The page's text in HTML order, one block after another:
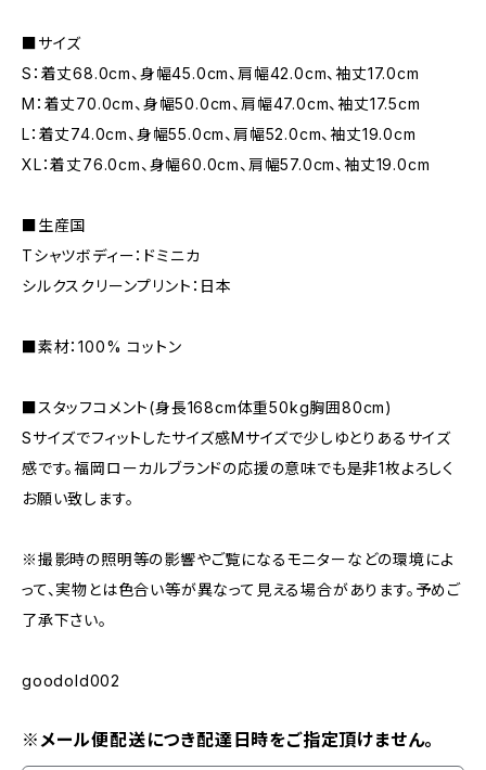
■サイズ
S：着丈68.0cm、身幅45.0cm、肩幅42.0cm、袖丈17.0cm
M：着丈70.0cm、身幅50.0cm、肩幅47.0cm、袖丈17.5cm
L：着丈74.0cm、身幅55.0cm、肩幅52.0cm、袖丈19.0cm
XL：着丈76.0cm、身幅60.0cm、肩幅57.0cm、袖丈19.0cm
■生産国
Tシャツボディー：ドミニカ
シルクスクリーンプリント：日本
■素材：100% コットン
■スタッフコメント(身長168cm体重50kg胸囲80cm)
Sサイズでフィットしたサイズ感Mサイズで少しゆとりあるサイズ
感です。福岡ローカルブランドの応援の意味でも是非1枚よろしく
お願い致します。
※撮影時の照明等の影響やご覧になるモニターなどの環境によ
って、実物とは色合い等が異なって見える場合があります。予めご
了承下さい。
goodold002
※メール便配送につき配達日時をご指定頂けません。